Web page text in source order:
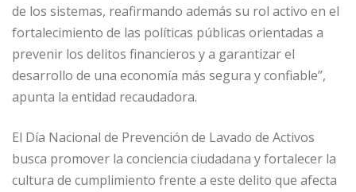
de los sistemas, reafirmando además su rol activo en el
fortalecimiento de las políticas públicas orientadas a
prevenir los delitos financieros y a garantizar el
desarrollo de una economía más segura y confiable”,
apunta la entidad recaudadora.
El Día Nacional de Prevención de Lavado de Activos
busca promover la conciencia ciudadana y fortalecer la
cultura de cumplimiento frente a este delito que afecta